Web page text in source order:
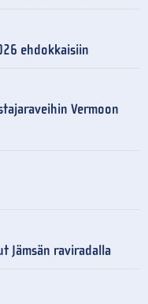
ehdokkaisiin
Vermoon
Jämsän raviradalla